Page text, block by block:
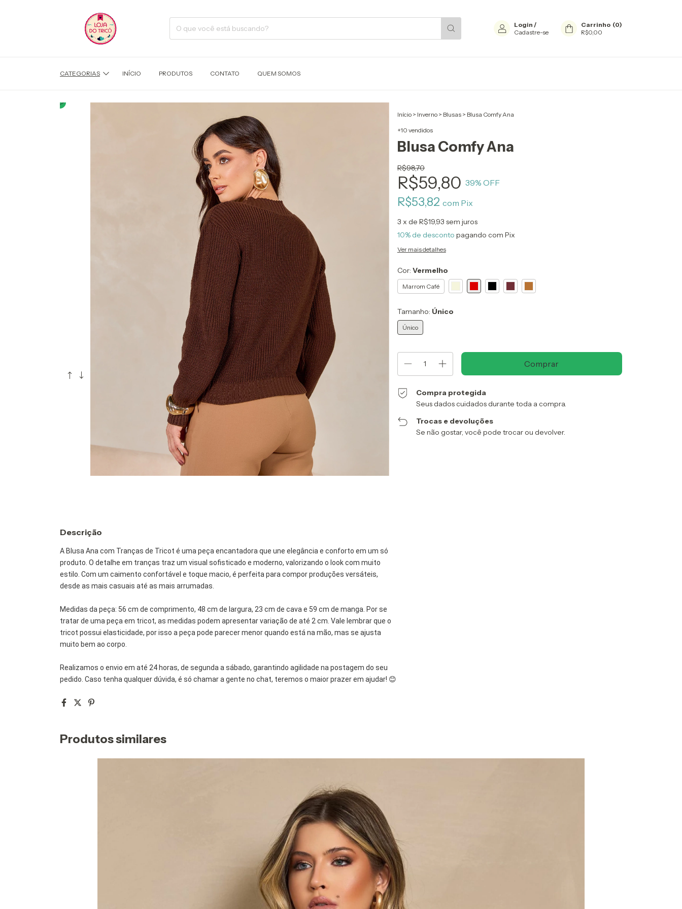
Login /
Cadastre-se
Carrinho (0)
R$0,00
CATEGORIAS INÍCIO PRODUTOS CONTATO QUEM SOMOS
Início > Inverno > Blusas > Blusa Comfy Ana
+10 vendidos
Blusa Comfy Ana
R$98,70
R$59,80 39% OFF
R$53,82 com Pix
3 x de R$19,93 sem juros
10% de desconto pagando com Pix
Ver mais detalhes
Cor: Vermelho
Marrom Café
Tamanho: Único
Único
Compra protegida
Seus dados cuidados durante toda a compra.
Trocas e devoluções
Se não gostar, você pode trocar ou devolver.
Descrição
A Blusa Ana com Tranças de Tricot é uma peça encantadora que une elegância e conforto em um só
produto. O detalhe em tranças traz um visual sofisticado e moderno, valorizando o look com muito
estilo. Com um caimento confortável e toque macio, é perfeita para compor produções versáteis,
desde as mais casuais até as mais arrumadas.
Medidas da peça: 56 cm de comprimento, 48 cm de largura, 23 cm de cava e 59 cm de manga. Por se
tratar de uma peça em tricot, as medidas podem apresentar variação de até 2 cm. Vale lembrar que o
tricot possui elasticidade, por isso a peça pode parecer menor quando está na mão, mas se ajusta
muito bem ao corpo.
Realizamos o envio em até 24 horas, de segunda a sábado, garantindo agilidade na postagem do seu
pedido. Caso tenha qualquer dúvida, é só chamar a gente no chat, teremos o maior prazer em ajudar! 😊
Produtos similares